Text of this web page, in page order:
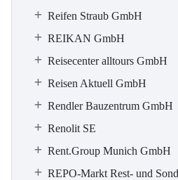
Reifen Straub GmbH
REIKAN GmbH
Reisecenter alltours GmbH
Reisen Aktuell GmbH
Rendler Bauzentrum GmbH
Renolit SE
Rent.Group Munich GmbH
REPO-Markt Rest- und